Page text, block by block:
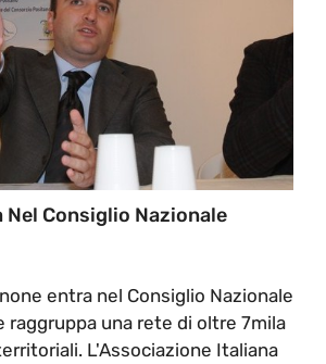
Nel Consiglio Nazionale
entra nel Consiglio Nazionale
raggruppa una rete di oltre 7mila
L'Associazione Italiana